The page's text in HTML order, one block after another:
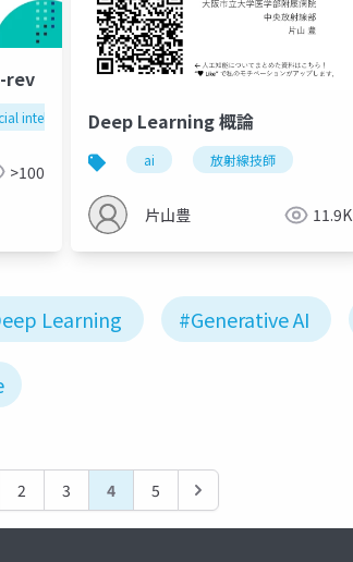
rev
intelligence civictech cloud by d
>100
Deep Learning 概論
ai 放射線技師
片山豊 11.9K
Learning #Generative AI
2 3 4 5